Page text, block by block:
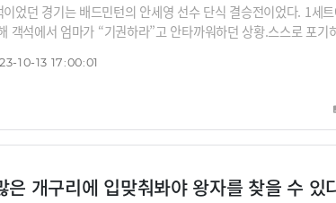
었던 경기는 배드민턴의 안세영 선수 단식 결승전이었다. 1세
객석에서 엄마가 “기권하라”고 안타까워하던 상황.스스로 포기
트로크가 정확하지 않았다. 다치고 난 뒤 마음이 편해지고 몸에
감히 포기하자는 전략이었다.”(OBS, 10.9)지난해 8월 첫승을 거
며 ‘도저히 이길 수 없나’라는 생각에 시달렸다고 한다. 대비책
덕분에 첫승을 거둘 땐 “경기 내내 셔
10-13 17:00:01